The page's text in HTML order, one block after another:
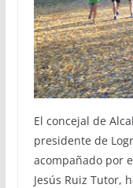
El concejal de
presidente de
acompañado por
Jesús Ruiz Tutor,